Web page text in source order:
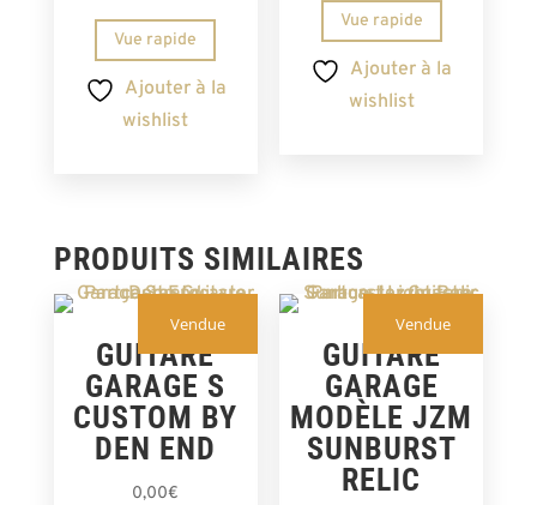
Vue rapide
Ajouter à la
wishlist
Vue rapide
Ajouter à la
wishlist
PRODUITS SIMILAIRES
Vendue
GUITARE
GARAGE S
CUSTOM BY
DEN END
0,00€
Vendue
GUITARE
GARAGE
MODÈLE JZM
SUNBURST
RELIC